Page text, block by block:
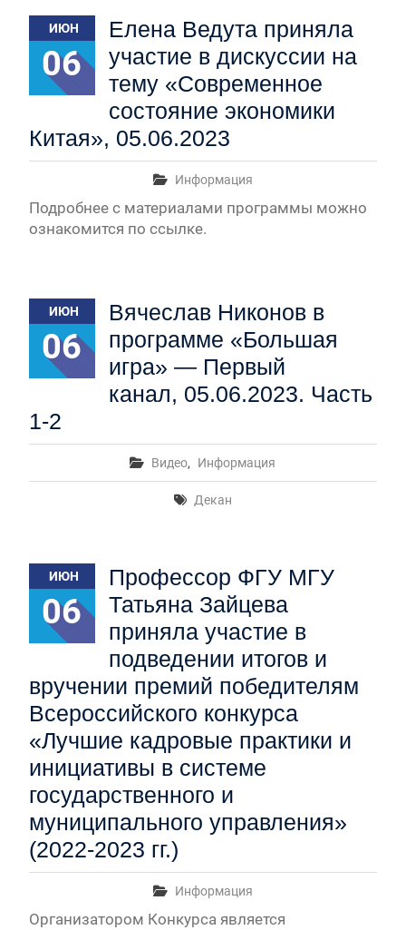
Вячеслав Никонов в программе «Большая игра» —
Первый канал, 27.07.2026. Часть 1-2
Конкурсные списки лиц, прошедших
вступительные испытания в МГУ имени
М.В.Ломоносова в 2026 году по каждому
Вячеслав Никонов в программе «Большая игра» —
Первый канал, 24.07.2026. Часть 1-2
Вячеслав Никонов в программе «Большая игра» —
Первый канал, 06.08.2026. Часть 1-3
ИЮН
06
Елена Ведута приняла
участие в дискуссии на
тему «Современное
состояние экономики
Китая», 05.06.2023
Информация
Подробнее с материалами программы можно
ознакомится по ссылке.
ИЮН
06
Вячеслав Никонов в
программе «Большая
игра» — Первый
канал, 05.06.2023. Часть
1-2
Видео, Информация
Декан
ИЮН
06
Профессор ФГУ МГУ
Татьяна Зайцева
приняла участие в
подведении итогов и
вручении премий победителям
Всероссийского конкурса
«Лучшие кадровые практики и
инициативы в системе
государственного и
муниципального управления»
(2022-2023 гг.)
Информация
Организатором Конкурса является